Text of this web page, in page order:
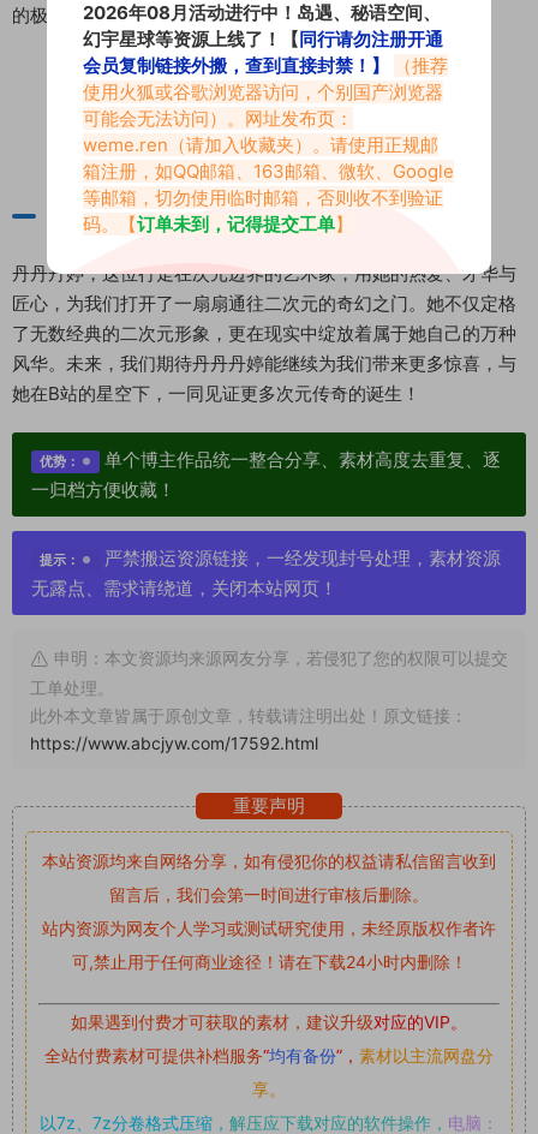
的极致追求。
结语：
丹丹丹婷，这位行走在次元边界的艺术家，用她的热爱、才华与
匠心，为我们打开了一扇扇通往二次元的奇幻之门。她不仅定格
了无数经典的二次元形象，更在现实中绽放着属于她自己的万种
风华。未来，我们期待丹丹丹婷能继续为我们带来更多惊喜，与
她在B站的星空下，一同见证更多次元传奇的诞生！
优势：
单个博主作品统一整合分享、素材高度去重复、逐
一归档方便收藏！
提示：
严禁搬运资源链接，一经发现封号处理，素材资源
无露点、需求请绕道，关闭本站网页！
申明：本文资源均来源网友分享，若侵犯了您的权限可以提交
工单处理。
此外本文章皆属于原创文章，转载请注明出处！原文链接：
https://www.abcjyw.com/17592.html
重要声明
本站资源均来自网络分享，如有侵犯你的权益请私信留言收到
留言后，我们会第一时间进行审核后删除。
站内资源为网友个人学习或测试研究使用，未经原版权作者许
可,禁止用于任何商业途径！请在下载24小时内删除！
如果遇到付费才可获取的素材，建议升级对应的VIP。
全站付费素材可提供补档服务“均有备份”， 素材以主流网盘分
享。
以7z、7z分卷格式压缩， 解压应下载对应的软件操作， 电脑：
2026年08月活动进行中！岛遇、秘语空间、
幻宇星球等资源上线了！【同行请勿注册开通
会员复制链接外搬，查到直接封禁！】
（推荐
使用火狐或谷歌浏览器访问，个别国产浏览器
可能会无法访问）。网址发布页：
weme.ren （请加入收藏夹）。请使用正规邮
箱注册，如QQ邮箱、163邮箱、微软、Google
等邮箱，切勿使用临时邮箱，否则收不到验证
码。【订单未到，记得提交工单】